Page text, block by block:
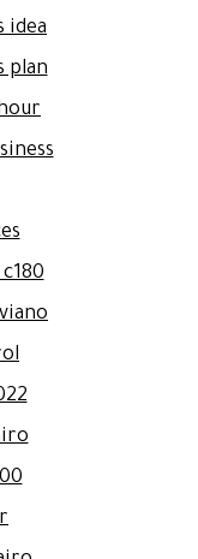
idea
plan